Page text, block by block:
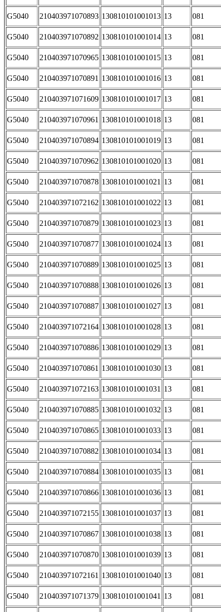
G5040 210403971070893 130810101001013 13 081
G5040 210403971070892 130810101001014 13 081
G5040 210403971070965 130810101001015 13 081
G5040 210403971070891 130810101001016 13 081
G5040 210403971071609 130810101001017 13 081
G5040 210403971070961 130810101001018 13 081
G5040 210403971070894 130810101001019 13 081
G5040 210403971070962 130810101001020 13 081
G5040 210403971070878 130810101001021 13 081
G5040 210403971072162 130810101001022 13 081
G5040 210403971070879 130810101001023 13 081
G5040 210403971070877 130810101001024 13 081
G5040 210403971070889 130810101001025 13 081
G5040 210403971070888 130810101001026 13 081
G5040 210403971070887 130810101001027 13 081
G5040 210403971072164 130810101001028 13 081
G5040 210403971070886 130810101001029 13 081
G5040 210403971070861 130810101001030 13 081
G5040 210403971072163 130810101001031 13 081
G5040 210403971070885 130810101001032 13 081
G5040 210403971070865 130810101001033 13 081
G5040 210403971070882 130810101001034 13 081
G5040 210403971070884 130810101001035 13 081
G5040 210403971070866 130810101001036 13 081
G5040 210403971072155 130810101001037 13 081
G5040 210403971070867 130810101001038 13 081
G5040 210403971070870 130810101001039 13 081
G5040 210403971072161 130810101001040 13 081
G5040 210403971071379 130810101001041 13 081